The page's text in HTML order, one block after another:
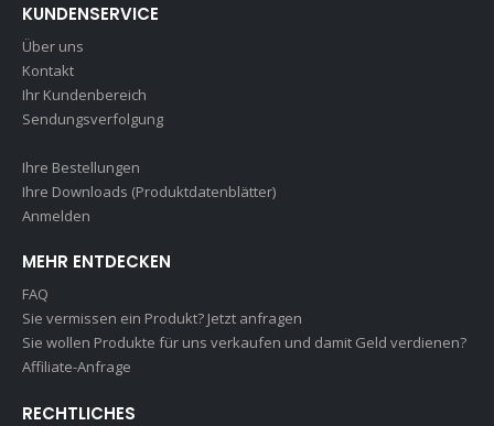
KUNDENSERVICE
Über uns
Kontakt
Ihr Kundenbereich
Sendungsverfolgung
Ihre Bestellungen
Ihre Downloads (Produktdatenblätter)
Anmelden
MEHR ENTDECKEN
FAQ
Sie vermissen ein Produkt? Jetzt anfragen
Sie wollen Produkte für uns verkaufen und damit Geld verdienen?
Affiliate-Anfrage
RECHTLICHES